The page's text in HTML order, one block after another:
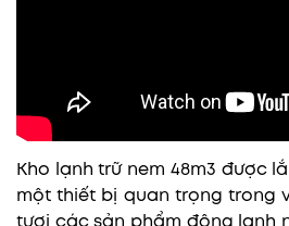
Kho lạnh trữ nem 48m3 được
một thiết bị quan trọng trong
tươi các sản phẩm đông lạnh